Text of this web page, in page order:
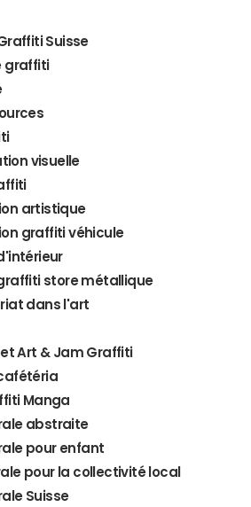
Suisse
graffiti
visuelle
artistique
graffiti véhicule
store métallique
dans l'art
Art & Jam Graffiti
Manga
abstraite
pour enfant
pour la collectivité local
Suisse